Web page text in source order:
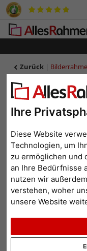
Ihre
Diese Website
Technologien, um
zu ermöglichen und
an Ihre Bedürfnisse
nutzen wir
verstehen, woher
unsere Website
Zurück |
Bilderrahmen Zuschnitt
Zuschnitt